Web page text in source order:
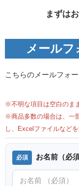
まずは
メールフ
こちらのメールフォ
※不明な項目は空白のま
※商品多数の場合は、一
し、Excelファイルなど
お名前（必須